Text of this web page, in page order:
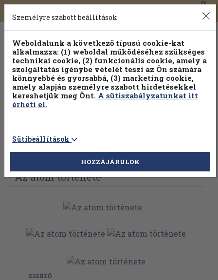
Toggle
navigation
0
Vissza az előző oldalra Válasszon példányt
Az atom története
SZERZŐ
Személyre szabott beállítások
Weboldalunk a következő típusú cookie-kat
alkalmazza: (1) weboldal működéséhez szükséges
technikai cookie, (2) funkcionális cookie, amely a
szolgáltatás igénybe vételét teszi az Ön számára
könnyebbé és gyorsabbá, (3) marketing cookie,
amely alapján személyre szabott hirdetésekkel
kereshetjük meg Önt. A sütiszabályzatunkat itt
érheti el.
Sütibeállítások
HOZZÁJÁRULOK